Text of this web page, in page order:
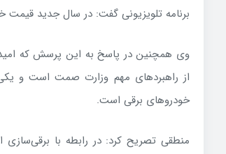
برنامه تلویزیونی گفت: در سال جدید
وی همچنین در پاسخ به این پرسش که
از راهبردهای مهم وزارت صمت است و
خودروهای برقی است.